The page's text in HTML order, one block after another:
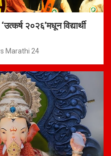
२०२६’मधून विद्यार्थी
Marathi 24